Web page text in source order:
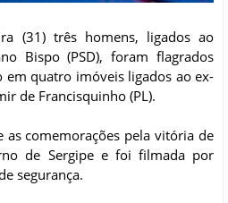
(31) três homens, ligados ao
Bispo (PSD), foram flagrados
quatro imóveis ligados ao ex-
de Francisquinho (PL).
as comemorações pela vitória de
de Sergipe e foi filmada por
segurança.